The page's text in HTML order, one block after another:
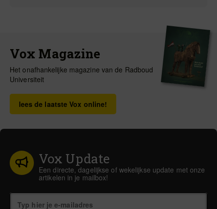
Vox Magazine
Het onafhankelijke magazine van de Radboud
Universiteit
lees de laatste Vox online!
Vox Update
Een directe, dagelijkse of wekelijkse update met onze
artikelen in je mailbox!